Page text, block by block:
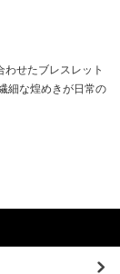
せたブレスレット
細な煌めきが日常の